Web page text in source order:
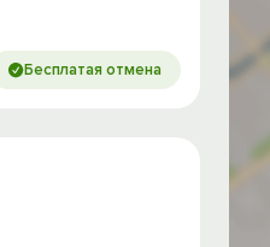
Бесплатая отмена